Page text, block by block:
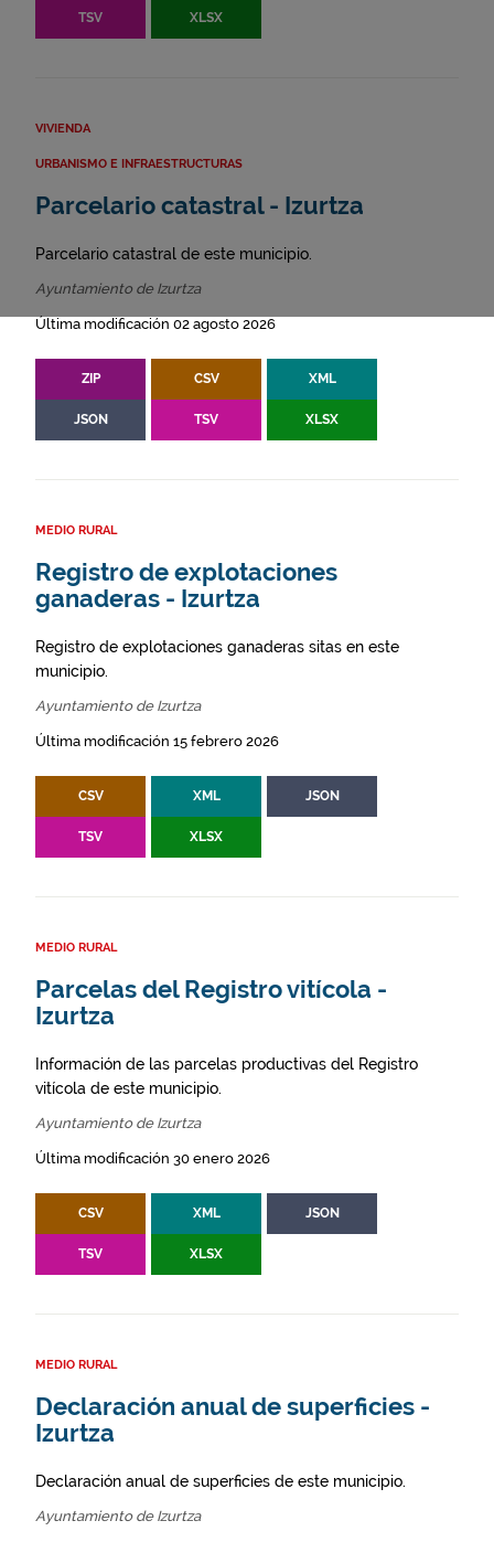
TSV XLSX
VIVIENDA
URBANISMO E INFRAESTRUCTURAS
Parcelario catastral - Izurtza
Parcelario catastral de este municipio.
Ayuntamiento de Izurtza
Última modificación 02 agosto 2026
ZIP CSV XML
JSON TSV XLSX
MEDIO RURAL
Registro de explotaciones
ganaderas - Izurtza
Registro de explotaciones ganaderas sitas en este
municipio.
Ayuntamiento de Izurtza
Última modificación 15 febrero 2026
CSV XML JSON
TSV XLSX
MEDIO RURAL
Parcelas del Registro vitícola -
Izurtza
Información de las parcelas productivas del Registro
vitícola de este municipio.
Ayuntamiento de Izurtza
Última modificación 30 enero 2026
CSV XML JSON
TSV XLSX
MEDIO RURAL
Declaración anual de superficies -
Izurtza
Declaración anual de superficies de este municipio.
Ayuntamiento de Izurtza